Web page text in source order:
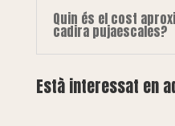
Quin és el cost
cadira pujaescales?
Està interessat en